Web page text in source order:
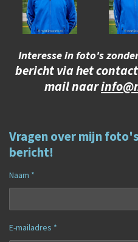
Interesse in foto's
bericht via het
mail naar
Vragen over mijn
bericht!
Naam *
E-mailadres *